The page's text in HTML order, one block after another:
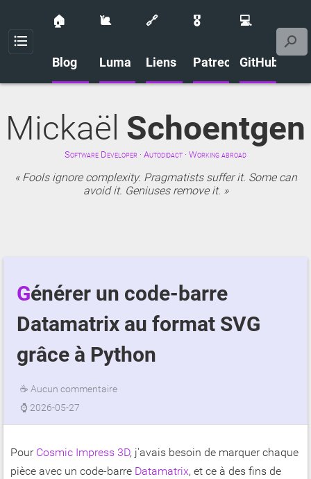
Menu
🏠
Blog
🐌
Luma
🔗
Liens
🎖️
Patreon
💻
GitHub
Mickaël Schoentgen
Software Developer · Autodidact · Working abroad
Fools ignore complexity. Pragmatists suffer it. Some can
avoid it. Geniuses remove it.
Générer un code-barre
Datamatrix au format SVG
grâce à Python
☕ Aucun commentaire
⌚ 2026-05-27
Pour Cosmic Impress 3D, j'avais besoin de marquer chaque
pièce avec un code-barre Datamatrix, et ce à des fins de